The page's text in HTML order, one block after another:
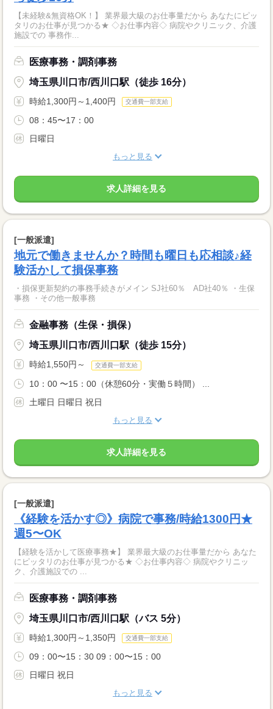
【未経験&無資格OK！】 業界最大級のお仕事量だから あなたにピッ
タリのお仕事が見つかる★ ◇お仕事内容◇ 病院やクリニック、介護
施設での 事務作...
医療事務・調剤事務
埼玉県川口市/西川口駅（徒歩 16分）
時給1,300円～1,400円 交通費一部支給
08：45〜17：00
日曜日
もっと見る
求人詳細を見る
[一般派遣]
地元で働きませんか？時間も曜日も応相談♪経
験活かして損保事務
・損保更新契約の事務手続きがメイン SJ社60％ AD社40％ ・生保
事務 ・その他一般事務
金融事務（生保・損保）
埼玉県川口市/西川口駅（徒歩 15分）
時給1,550円～ 交通費一部支給
10：00 〜15：00（休憩60分・実働５時間） ...
土曜日 日曜日 祝日
もっと見る
求人詳細を見る
[一般派遣]
《経験を活かす◎》病院で事務/時給1300円★
週5〜OK
【経験を活かして医療事務★】 業界最大級のお仕事量だから あなた
にピッタリのお仕事が見つかる★ ◇お仕事内容◇ 病院やクリニッ
ク、介護施設での ...
医療事務・調剤事務
埼玉県川口市/西川口駅（バス 5分）
時給1,300円～1,350円 交通費一部支給
09：00〜15：30 09：00〜15：00
日曜日 祝日
もっと見る